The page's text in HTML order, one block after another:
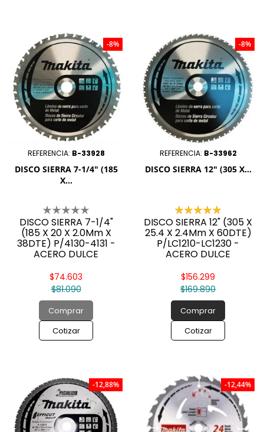
REFERENCIA: B-33928
DISCO SIERRA 7-1/4" (185
X...
DISCO SIERRA 7-1/4"
(185 X 20 X 2.0Mm X
38DTE) P/4130-4131 -
ACERO DULCE
$81.090
$74.603
Comprar
Cotizar
-8%
REFERENCIA: B-33962
DISCO SIERRA 12" (305 X...
DISCO SIERRA 12" (305 X
25.4 X 2.4Mm X 60DTE)
P/LC1210-LC1230 -
ACERO DULCE
$169.890
$156.299
Comprar
Cotizar
-8%
-12,88% -12,44%